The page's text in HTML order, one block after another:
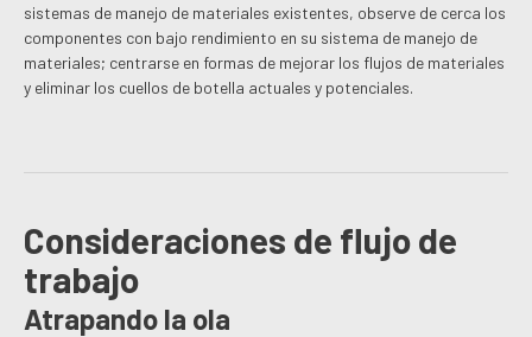
sistemas de manejo de materiales existentes, observe de cerca los
componentes con bajo rendimiento en su sistema de manejo de
materiales; centrarse en formas de mejorar los flujos de materiales
y eliminar los cuellos de botella actuales y potenciales.
Consideraciones de flujo de
trabajo
Atrapando la ola